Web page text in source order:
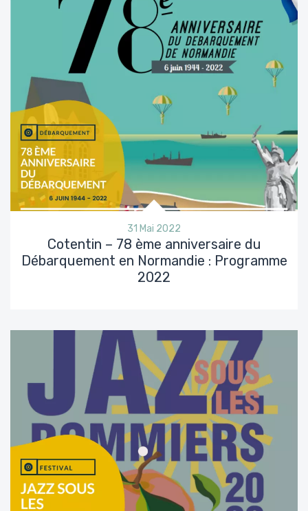
31 Mai 2022
Cotentin – 78 ème anniversaire du
Débarquement en Normandie : Programme
2022